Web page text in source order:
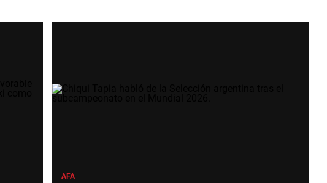
AFA